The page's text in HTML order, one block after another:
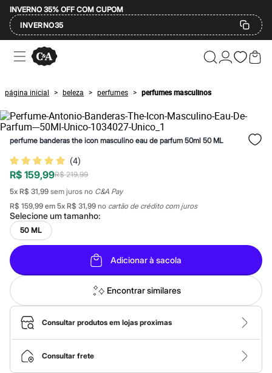
INVERNO 35% OFF COM CUPOM
INVERNO35
Ofertas
Compre por Departamento
Masculino
Infantil
Calçados
Mindse7
Plus Size
Até 20% off
Até 40% off
Até 60% off
A partir de 60% off
Feminino
Em alta
Inverno
Alfaiataria
Novidades
Roupas
Blusas e Camisetas
Básicos
Calças
Casacos e Jaquetas
Jeans
Macacões
Saias
Shorts e Bermudas
Vestidos
Acessórios
Bolsas
página inicial > beleza > perfumes > perfumes masculinos
perfume banderas the icon masculino eau de parfum 50ml 50 ML
(4)
R$ 159,99R$ 219,99
5x R$ 31,99 sem juros no C&A Pay
R$ 159,99 em 5x R$ 31,99 no cartão de crédito com juros
Selecione umtamanho:
50 ML
Adicionar à sacola
Encontrar similares
Consultar produtos em lojas proximas
Consultar frete